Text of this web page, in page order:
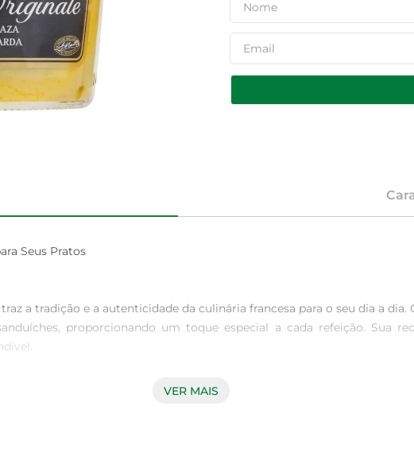
Seus Pratos
a tradição e a autenticidade da culinária francesa para o seu dia a dia.
proporcionando um toque especial a cada refeição. Sua
VER MAIS